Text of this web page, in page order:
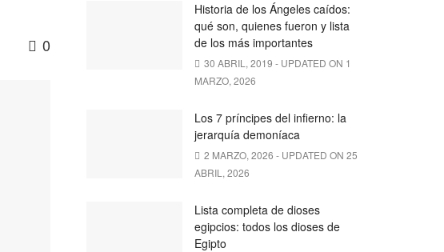
0
Historia de los Ángeles caídos:
qué son, quienes fueron y lista
de los más importantes
30 ABRIL, 2019 - UPDATED ON 1
MARZO, 2026
Los 7 príncipes del infierno: la
jerarquía demoníaca
2 MARZO, 2026 - UPDATED ON 25
ABRIL, 2026
Lista completa de dioses
egipcios: todos los dioses de
Egipto